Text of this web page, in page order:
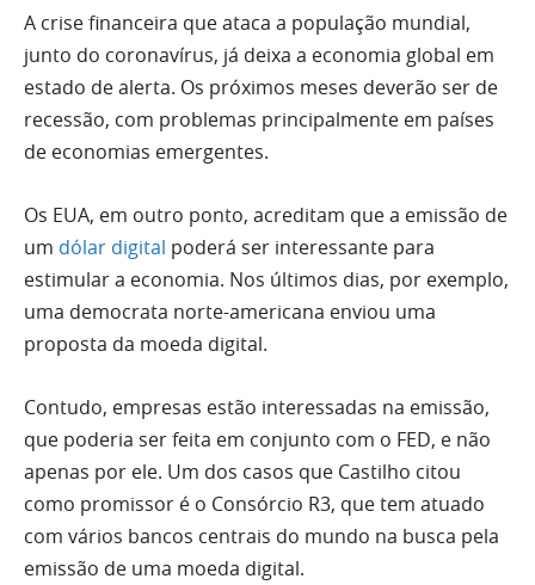
A crise financeira que ataca a população mundial,
junto do coronavírus, já deixa a economia global em
estado de alerta. Os próximos meses deverão ser de
recessão, com problemas principalmente em países
de economias emergentes.
Os EUA, em outro ponto, acreditam que a emissão de
um dólar digital poderá ser interessante para
estimular a economia. Nos últimos dias, por exemplo,
uma democrata norte-americana enviou uma
proposta da moeda digital.
Contudo, empresas estão interessadas na emissão,
que poderia ser feita em conjunto com o FED, e não
apenas por ele. Um dos casos que Castilho citou
como promissor é o Consórcio R3, que tem atuado
com vários bancos centrais do mundo na busca pela
emissão de uma moeda digital.